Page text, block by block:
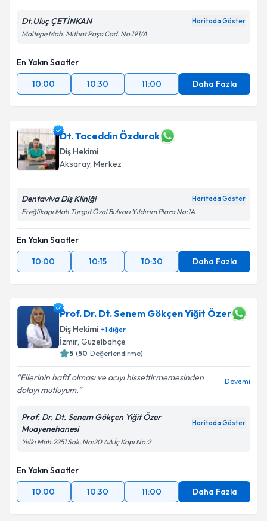
Dt.Uluç ÇETİNKAN Haritada Göster
Maltepe Mah. Mithat Paşa Cad. No.191/A
En Yakın Saatler
10:00
10:30 11:00 Daha Fazla
Dt. Taceddin Özdurak
Diş Hekimi
Aksaray, Merkez
Dentaviva Diş Kliniği Haritada Göster
Ereğlikapı Mah Turgut Özal Bulvarı Yıldırım Plaza No:1A
En Yakın Saatler
10:00
10:15 10:30 Daha Fazla
Prof. Dr. Dt. Senem Gökçen Yiğit Özer
Diş Hekimi +1diğer
İzmir, Güzelbahçe
5 (50 Değerlendirme)
Ellerinin hafif olması ve acıyı hissettirmemesinden
dolayı mutluyum.
Devamı
Prof. Dr. Dt. Senem Gökçen Yiğit Özer
Muayenehanesi
Haritada Göster
Yelki Mah.2251 Sok. No:20 AA İç Kapı No:2
En Yakın Saatler
10:00
10:30 11:00 Daha Fazla